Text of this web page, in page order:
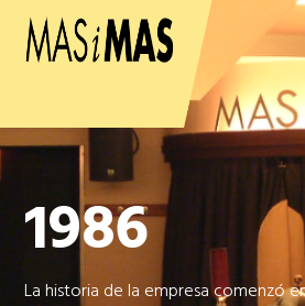
1986
La historia de la empresa comenzó